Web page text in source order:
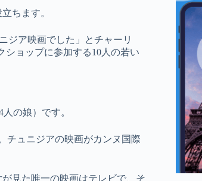
ちます。
ジア映画でした」とチャーリ
ショップに参加する10人の若い
の娘）です。
チュニジアの映画がカンヌ国際
見た唯一の映画はテレビで、そ